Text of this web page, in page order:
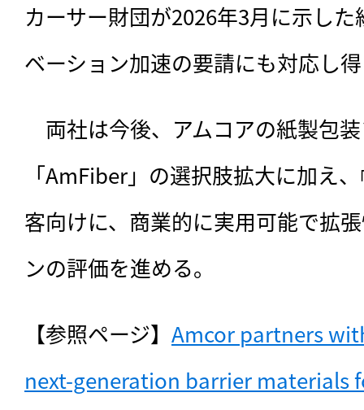
カーサー財団が2026年3月に示し
ベーション加速の要請にも対応し
両社は今後、アムコアの紙製包
「AmFiber」の選択肢拡大に加え
客向けに、商業的に実用可能で拡
ンの評価を進める。
【参照ページ】 Amcor partners
next-generation barrier materials